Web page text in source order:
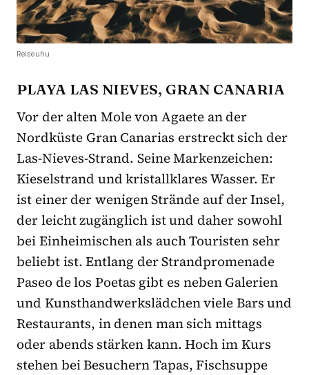
Reiseuhu
PLAYA LAS NIEVES, GRAN CANARIA
Vor der alten Mole von Agaete an der
Nordküste Gran Canarias erstreckt sich der
Las-Nieves-Strand. Seine Markenzeichen:
Kieselstrand und kristallklares Wasser. Er
ist einer der wenigen Strände auf der Insel,
der leicht zugänglich ist und daher sowohl
bei Einheimischen als auch Touristen sehr
beliebt ist. Entlang der Strandpromenade
Paseo de los Poetas gibt es neben Galerien
und Kunsthandwerkslädchen viele Bars und
Restaurants, in denen man sich mittags
oder abends stärken kann. Hoch im Kurs
stehen bei Besuchern Tapas, Fischsuppe